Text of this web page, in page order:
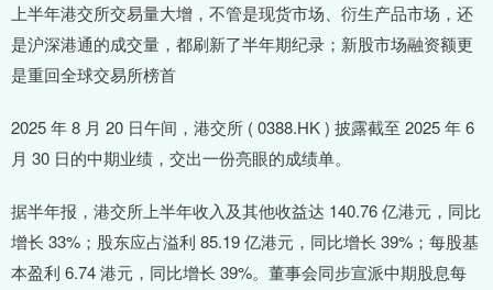
上半年港交所交易量大增，不管是现货市场、衍生产品市场，还
是沪深港通的成交量，都刷新了半年期纪录；新股市场融资额更
是重回全球交易所榜首
2025 年 8 月 20 日午间，港交所 ( 0388.HK ) 披露截至 2025 年 6
月 30 日的中期业绩，交出一份亮眼的成绩单。
据半年报，港交所上半年收入及其他收益达 140.76 亿港元，同比
增长 33%；股东应占溢利 85.19 亿港元，同比增长 39%；每股基
本盈利 6.74 港元，同比增长 39%。董事会同步宣派中期股息每